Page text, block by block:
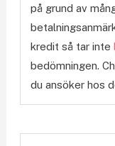
på grund av
kredit så tar inte
bedömningen.
du ansöker hos